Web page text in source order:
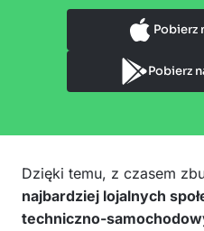
Pobierz
Pobierz
Dzięki temu, z czasem
najbardziej lojalnych
techniczno-